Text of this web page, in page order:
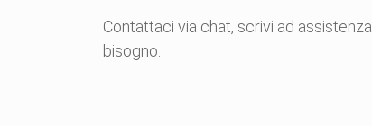
Contattaci via chat, scrivi ad
bisogno.